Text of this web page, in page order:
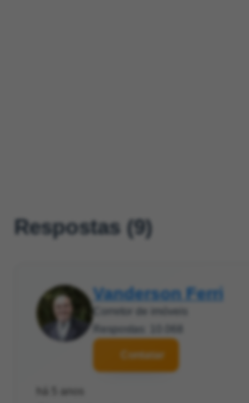
Respostas (9)
Vanderson Ferri
Corretor de imóveis
Respostas: 10.068
Contatar
há 5 anos